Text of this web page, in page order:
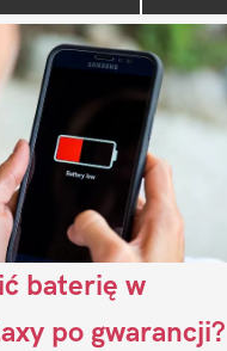
baterię w
po gwarancji?